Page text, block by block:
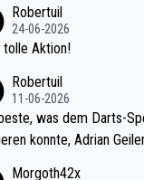
Da gewinnst keinen Blumentopf - ist ja n
eines Kreisligisten vs einem Bu
Robertuil
24-06-2026
tolle Aktion!
Robertuil
11-06-2026
was dem Darts-
konnte, Adrian
Morgoth42x